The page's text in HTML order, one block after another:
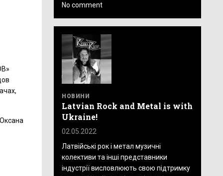
No comment
НОВИНИ
Latvian Rock and Metal is with
Ukraine!
02.05.2022
Латвійські рок і метал музичні
колективи та інші представники
індустрії висловлюють свою підтримку